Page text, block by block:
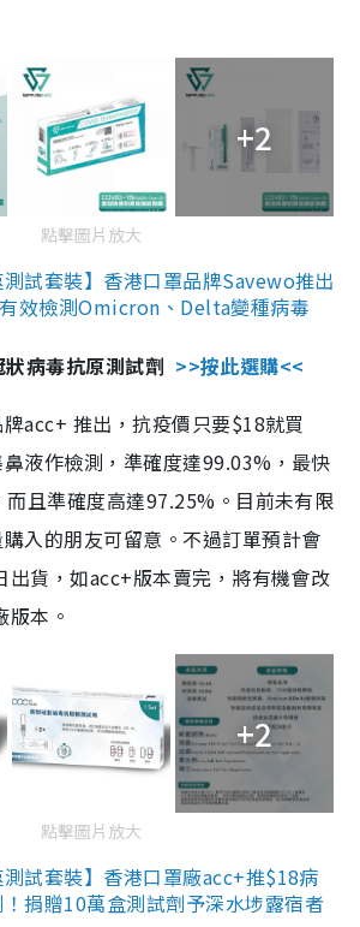
+2
點擊圖片放大
試套裝】香港口罩品牌Savewo推出
效檢測Omicron、Delta變種病毒
病毒抗原測試劑 >>按此選購<<
acc+ 推出，抗疫價只要$18就買
液作檢測，準確度達99.03%，最快
且準確度高達97.25%。目前未有限
入的朋友可留意。不過訂單預計會
出貨，如acc+版本賣完，將有機會改
版本。
+2
點擊圖片放大
試套裝】香港口罩廠acc+推$18病
捐贈10萬盒測試劑予深水埗露宿者